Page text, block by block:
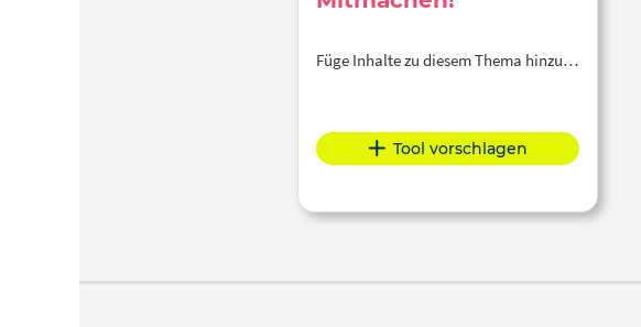
Füge Inhalte zu diesem Thema hinzu…
Tool vorschlagen